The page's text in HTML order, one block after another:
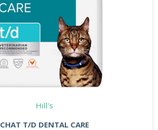
Hill's
CHAT T/D DENTAL CARE